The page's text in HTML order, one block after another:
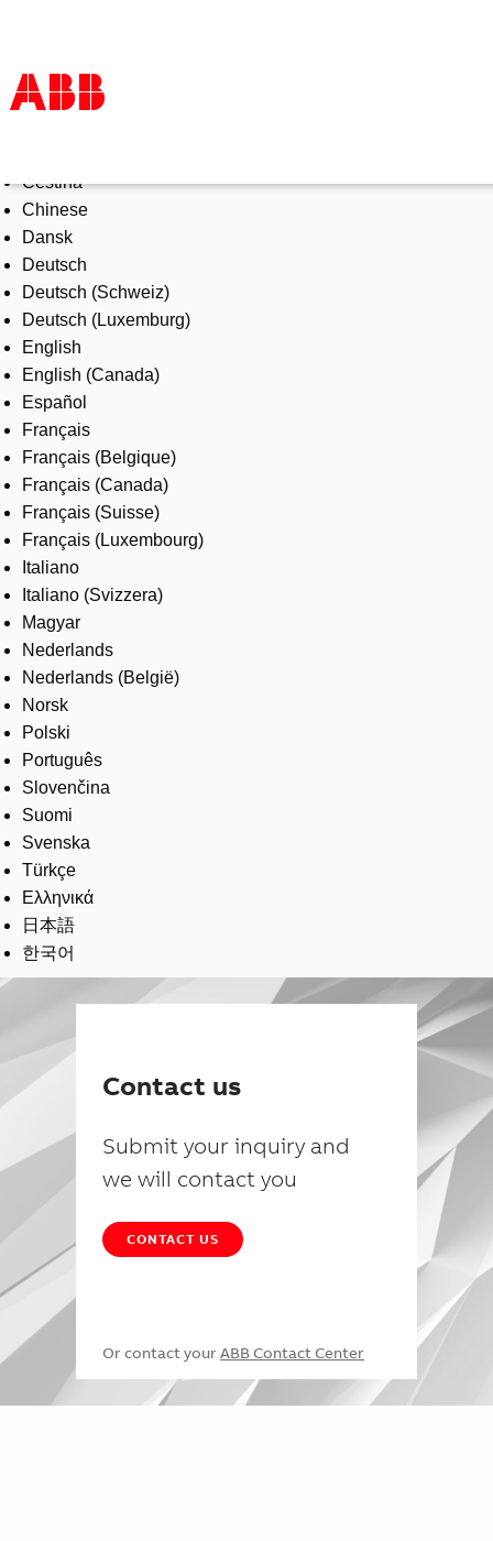
Products & Solutions
Industries
Services
About us
Where to buy
Contact us
Careers
Čeština
Chinese
Dansk
Deutsch
Deutsch (Schweiz)
Deutsch (Luxemburg)
English
English (Canada)
Español
Français
Français (Belgique)
Français (Canada)
Français (Suisse)
Français (Luxembourg)
Italiano
Italiano (Svizzera)
Magyar
Nederlands
Nederlands (België)
Norsk
Polski
Português
Slovenčina
Suomi
Svenska
Türkçe
Ελληνικά
日本語
한국어
Contact us
Submit your inquiry and
we will contact you
CONTACT US
Or contact your ABB Contact Center